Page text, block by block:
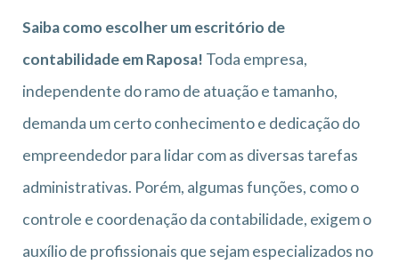
Saiba como escolher um escritório de
contabilidade em Raposa! Toda empresa,
independente do ramo de atuação e tamanho,
demanda um certo conhecimento e dedicação do
empreendedor para lidar com as diversas tarefas
administrativas. Porém, algumas funções, como o
controle e coordenação da contabilidade, exigem o
auxílio de profissionais que sejam especializados no